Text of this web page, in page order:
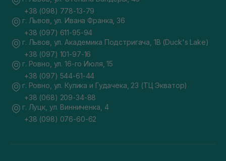
+38 (098) 778-13-79
г. Львов, ул. Ивана Франка, 36
+38 (097) 611-95-94
г. Львов, ул. Академика Подстригача, 1В (Duck's Lake)
+38 (097) 101-97-16
г. Ровно, ул. 16-го Июля, 15
+38 (097) 544-61-44
г. Ровно, ул. Кулика и Гудачека, 23 (ТЦ Экватор)
+38 (068) 209-34-88
г. Луцк, ул. Винниченка, 4
+38 (098) 076-60-62